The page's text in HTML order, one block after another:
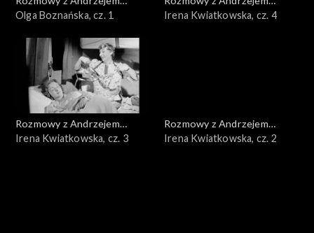
Doboszem
Olga Boznańska, cz. 1
Doboszem
Irena Kwiatkowska, cz. 4
Rozmowy z Andrzejem
Doboszem
Irena Kwiatkowska, cz. 3
Rozmowy z Andrzejem
Doboszem
Irena Kwiatkowska, cz. 2